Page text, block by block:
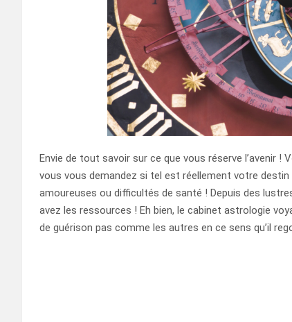
Envie de tout savoir sur ce que vous réserve l’avenir
vous vous demandez si tel est réellement votre
amoureuses ou difficultés de santé ! Depuis des
avez les ressources ! Eh bien, le cabinet astrologie
de guérison pas comme les autres en ce sens qu’il